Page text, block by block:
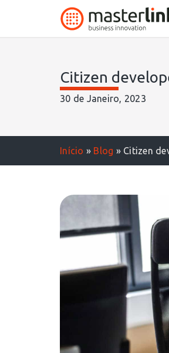
Citizen
30 de Janeiro, 2023
Início » Blog » Citizen